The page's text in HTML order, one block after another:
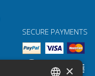
SECURE PAYMENTS
×